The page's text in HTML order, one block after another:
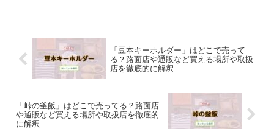
「豆本キーホルダー」はどこで売って
る？路面店や通販など買える場所や取扱
店を徹底的に解釈
「峠の釜飯」はどこで売ってる？路面店
や通販など買える場所や取扱店を徹底的
に解釈